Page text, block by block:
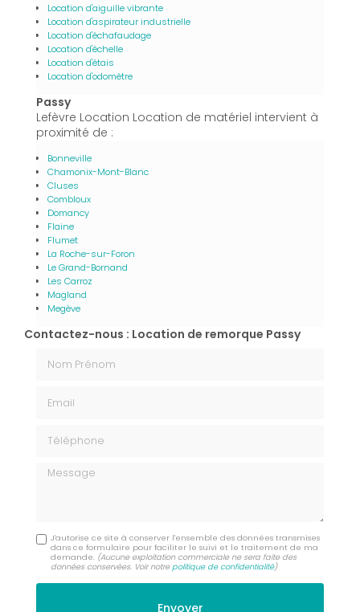
Location d'aiguille vibrante
Location d'aspirateur industrielle
Location d'échafaudage
Location d'échelle
Location d'étais
Location d'odomètre
Passy
Lefèvre Location Location de matériel intervient à
proximité de :
Bonneville
Chamonix-Mont-Blanc
Cluses
Combloux
Domancy
Flaine
Flumet
La Roche-sur-Foron
Le Grand-Bornand
Les Carroz
Magland
Megève
Contactez-nous : Location de remorque Passy
Message
J'autorise ce site à conserver l'ensemble des données transmises
dans ce formulaire pour faciliter le suivi et le traitement de ma
demande. (Aucune exploitation commerciale ne sera faite des
données conservées. Voir notrepolitique de confidentialité)